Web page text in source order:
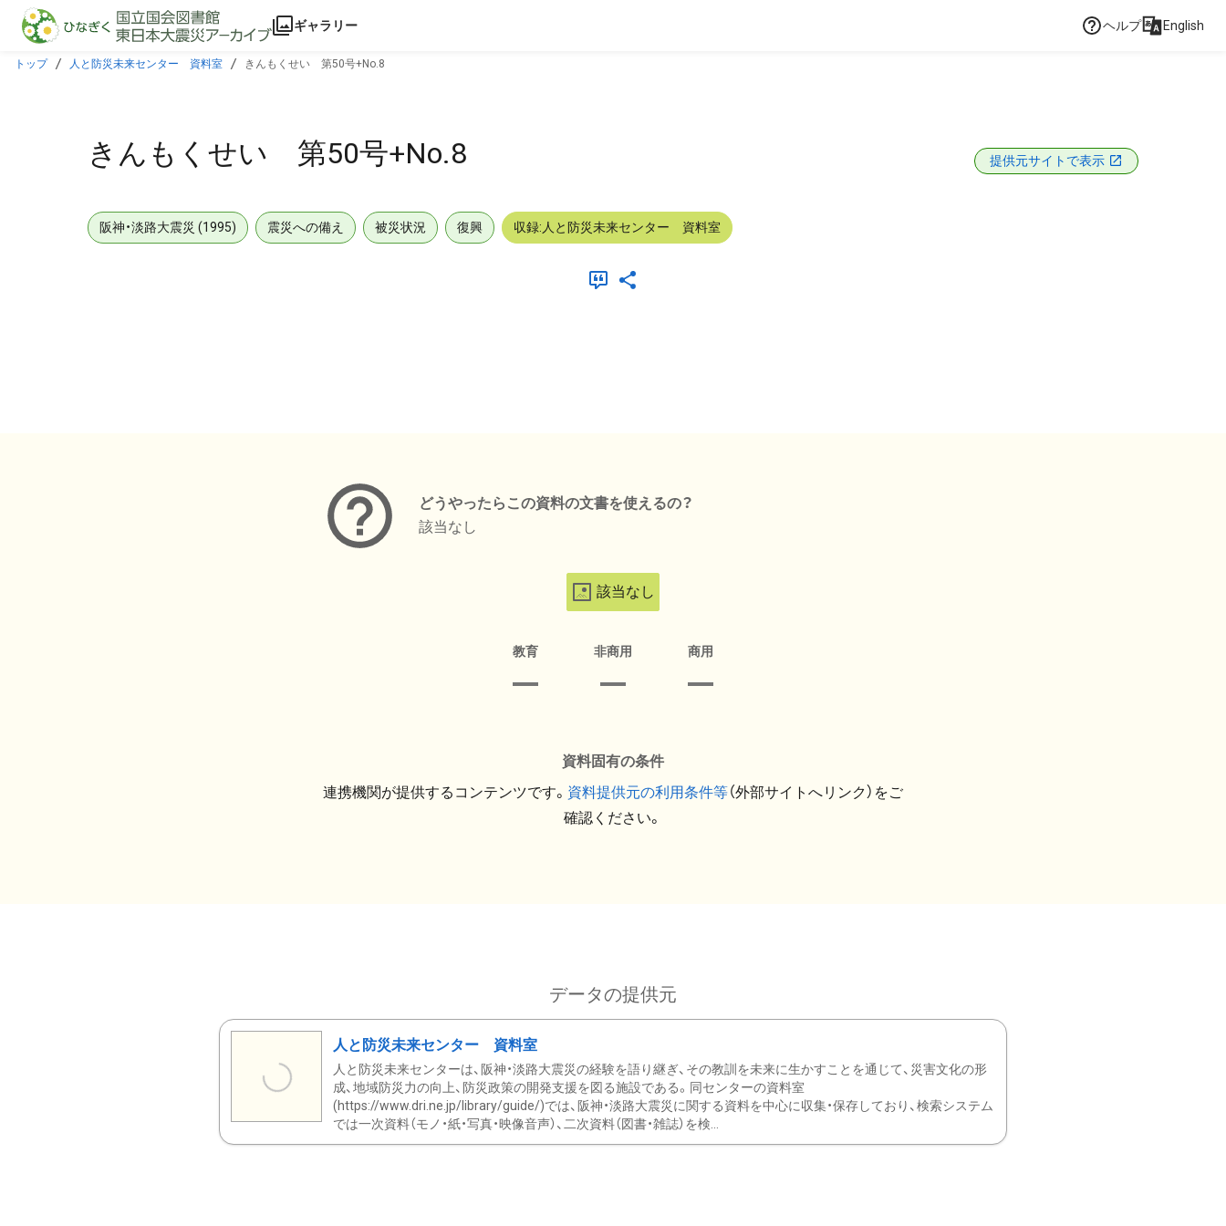
本文に飛ぶ
ギャラリー ヘルプ English
トップ 人と防災未来センター 資料室 きんもくせい 第50号+No.8
きんもくせい 第50号+No.8 提供元サイトで表示
阪神・淡路大震災 (1995) 震災への備え 被災状況 復興 収録:人と防災未来センター 資料室
どうやったらこの資料の文書を使えるの？
該当なし
該当なし
教育 非商用 商用
資料固有の条件
連携機関が提供するコンテンツです。 資料提供元の利用条件等（外部サイトへリンク）をご
確認ください。
データの提供元
人と防災未来センター 資料室
人と防災未来センターは、阪神・淡路大震災の経験を語り継ぎ、その教訓を未来に生かすことを通じて、災害文化の形
成、地域防災力の向上、防災政策の開発支援を図る施設である。同センターの資料室
(https://www.dri.ne.jp/library/guide/)では、阪神・淡路大震災に関する資料を中心に収集・保存しており、検索システム
では一次資料（モノ・紙・写真・映像音声）、二次資料（図書・雑誌）を検...